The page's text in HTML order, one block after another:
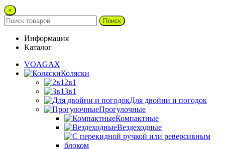
×
Поиск
Информация
Каталог
VOAGAX
Коляски
2в1
3в1
Для двойни и погодок
Прогулочные
Компактные
Вездеходные